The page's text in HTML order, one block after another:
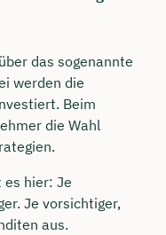
das sogenannte
werden die
Beim
die Wahl
es hier: Je
Je vorsichtiger,
aus.